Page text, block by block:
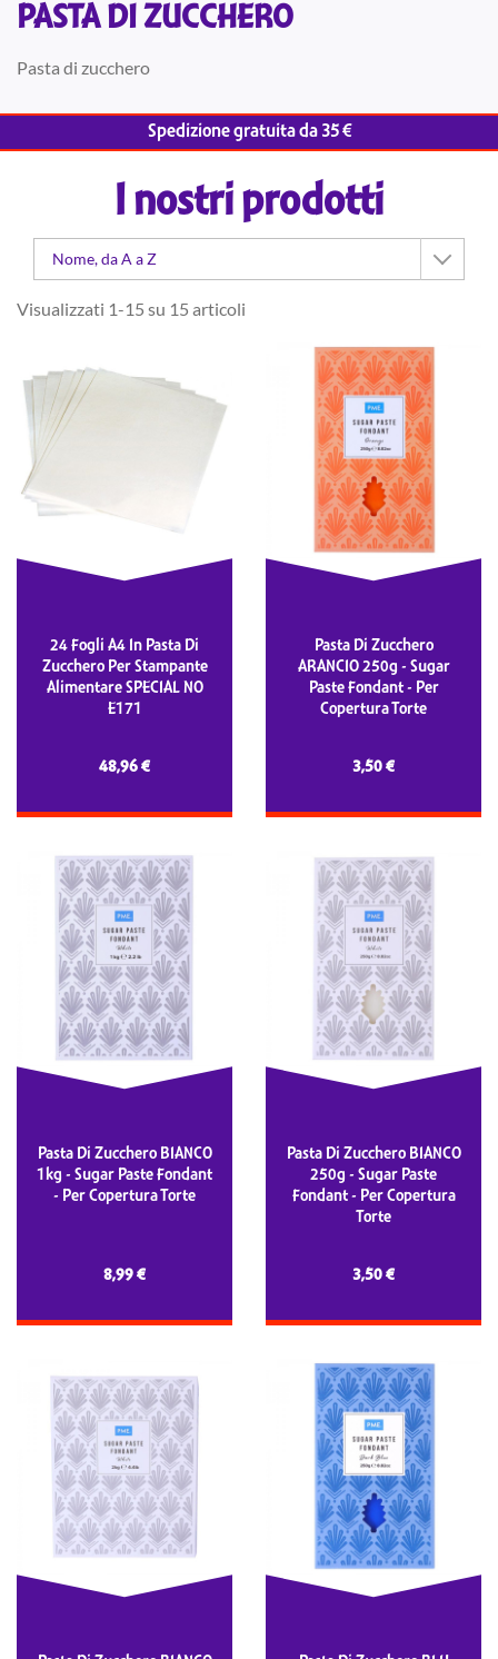
PASTA DI ZUCCHERO
Pasta di zucchero
Spedizione gratuita da 35 €
I nostri prodotti
Nome, da A a Z
Visualizzati 1-15 su 15 articoli
24 Fogli A4 In Pasta Di
Zucchero Per Stampante
Alimentare SPECIAL NO
E171
48,96 €
Pasta Di Zucchero
ARANCIO 250g - Sugar
Paste Fondant - Per
Copertura Torte
3,50 €
Pasta Di Zucchero BIANCO
1kg - Sugar Paste Fondant
- Per Copertura Torte
8,99 €
Pasta Di Zucchero BIANCO
250g - Sugar Paste
Fondant - Per Copertura
Torte
3,50 €